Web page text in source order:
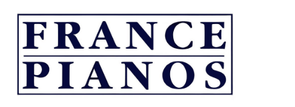
contenu